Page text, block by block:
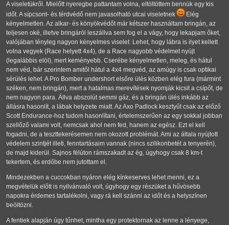
A viseletükről. Mielőtt nyeregbe pattantam volna, eltöltöttem bennük egy kis
időt. A sípcsont- és térdvédő nem javasolható utcai viseletnek
Elég
kényelmetlen. Az alkar- és könyökvédőt már kétszer használtam bringán, az
teljesen oké, illetve bringáról leszállva sem fog el a vágy, hogy lekapjam őket,
valójában tényleg nagyon kényelmes viselet. Lehet, hogy lábra is ilyet kellett
volna vegyek (Race helyett 4x4), de a Race nagyobb védelmet nyújt
(legalábbis elöl), mert keményebb. Cserébe kényelmetlen, meleg, és hátul
nem véd, bár szerintem amitől hátul a 4x4 megvéd, az amúgy is csak optikai
sérülés lehet. A Pro Bomber undershort elsőre ülés közben elég fura (mármint
széken, nem bringán), mert a hatalmas merevítések nyomják kicsit a csípőt, de
nem nagyon para. Állva abszolút semmi gáz, és a bringán ülés inkább az
állásra hasonlít, a lábak helyzete miatt. Az Axo Padlock kesztyűt csak az előző
Scott Endurance-hoz tudom hasonlítani, értelemszerűen az egy sokkal jobban
szellőző valami volt, nemcsak ahol nem fed, hanem az egész. Ezt el kell
fogadni, de a teszttekerésemen nem okozott problémát. Ami az általa nyújtott
védelem szintjét illeti, fenntartásaim vannak (nincs szilikonbetét a tenyerén),
de majd kiderül. Sajnos félúton rámszakadt az ég, úgyhogy csak 8 km-t
tekertem, és erdőbe nem jutottam el.
Mindezekben a cuccokban nyáron elég kínkeserves lehet menni, ez a
megvételük előtt is nyilvánvaló volt, úgyhogy egy részüket a hűvösebb
napokra érdemes tartalékolni, vagy rá kell szánni az időt és a helyszínen
beöltözni.
A fentiek alapján úgy tűnhet, mintha egy protektornak az lenne a lényege,